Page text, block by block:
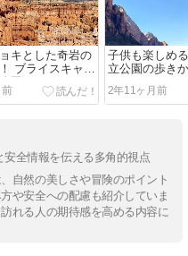
キとした奇岩の
ブライスキャニ
園
子供も楽しめ
立公園の歩き
2年11ヶ月前
安全情報を伝える多角的視点
自然の美しさや冒険のポイント
や安全への配慮も紹介していま
れる人の期待感を高める内容に